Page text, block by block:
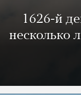
1626-й
несколько